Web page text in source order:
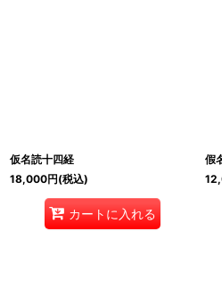
仮名読十四経
18,000円(税込)
カートに入れる
假